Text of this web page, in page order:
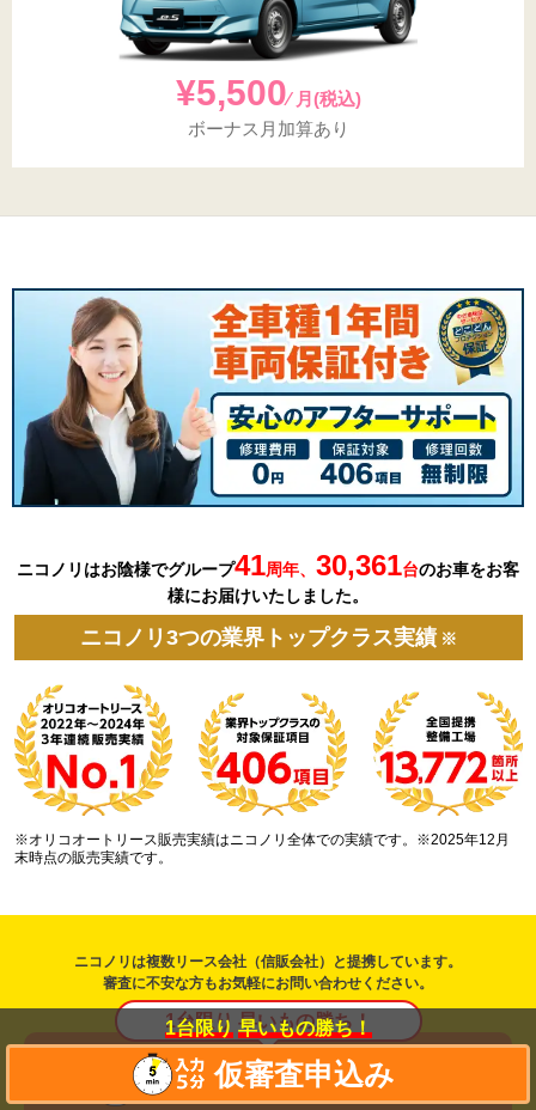
¥5,500⁄ 月(税込)
ボーナス月加算あり
ニコノリはお陰様でグループ41周年、 30,361台のお車をお客
様にお届けいたしました。
ニコノリ3つの業界トップクラス実績 ※
※オリコオートリース販売実績はニコノリ全体での実績です。※2025年12月
末時点の販売実績です。
ニコノリは複数リース会社（信販会社）と提携しています。
審査に不安な方もお気軽にお問い合わせください。
1台限り 早いもの勝ち！
仮審査申込み
1台限り 早いもの勝ち！
仮審査申込み